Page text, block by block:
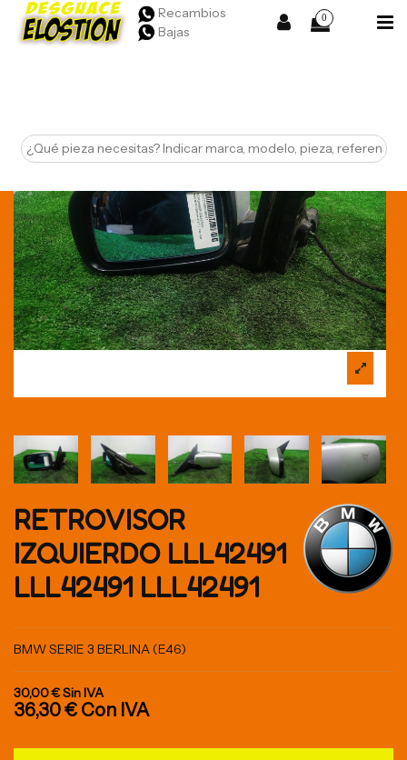
Recambios
Bajas
0
RETROVISOR
IZQUIERDO LLL42491
LLL42491 LLL42491
BMW SERIE 3 BERLINA (E46)
30,00 €Sin IVA
36,30 € Con IVA